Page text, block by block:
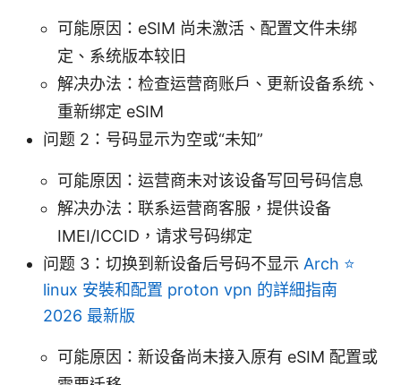
可能原因：eSIM 尚未激活、配置文件未绑
定、系统版本较旧
解决办法：检查运营商账户、更新设备系统、
重新绑定 eSIM
问题 2：号码显示为空或“未知”
可能原因：运营商未对该设备写回号码信息
解决办法：联系运营商客服，提供设备
IMEI/ICCID，请求号码绑定
问题 3：切换到新设备后号码不显示 Arch ⭐
linux 安裝和配置 proton vpn 的詳細指南
2026 最新版
可能原因：新设备尚未接入原有 eSIM 配置或